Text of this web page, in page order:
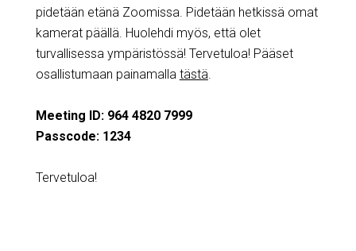
pidetään etänä Zoomissa. Pidetään hetkissä omat
kamerat päällä. Huolehdi myös, että olet
turvallisessa ympäristössä! Tervetuloa! Pääset
osallistumaan painamalla tästä.
Meeting ID: 964 4820 7999
Passcode: 1234
Tervetuloa!